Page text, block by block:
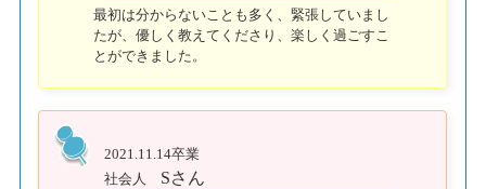
最初は分からないことも多く、緊張していまし
たが、優しく教えてくださり、楽しく過ごすこ
とができました。
2021.11.14卒業
社会人
Sさん